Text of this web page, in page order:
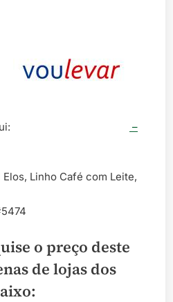
–
o preço deste
de lojas dos